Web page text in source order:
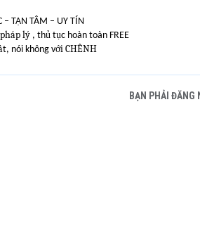
TẬN TÂM – UY TÍN
lý , thủ tục hoàn toàn FREE
t, nói không với CHÊNH
BẠN PHẢI ĐĂNG